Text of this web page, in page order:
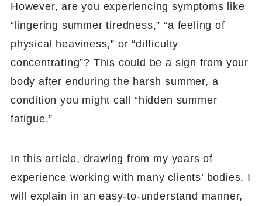
However, are you experiencing symptoms like
“lingering summer tiredness,” “a feeling of
physical heaviness,” or “difficulty
concentrating”? This could be a sign from your
body after enduring the harsh summer, a
condition you might call “hidden summer
fatigue.”
In this article, drawing from my years of
experience working with many clients’ bodies, I
will explain in an easy-to-understand manner,